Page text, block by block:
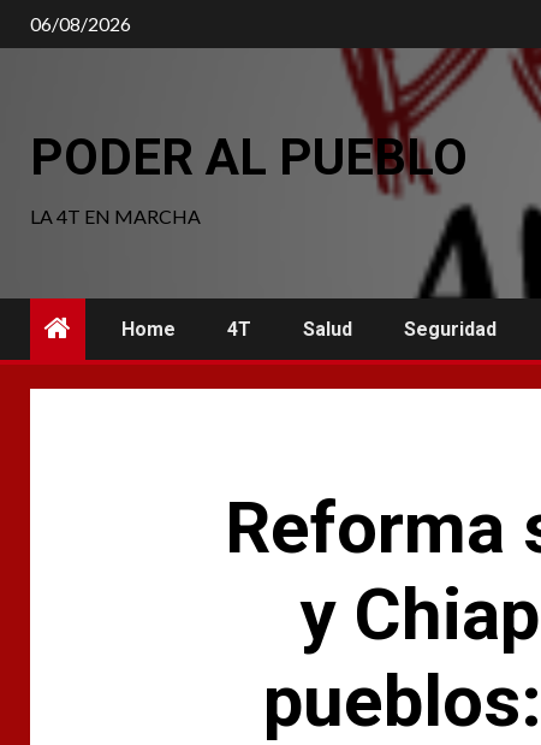
Saltar
al
06/08/2026
PODER AL PUEBLO
LA 4T EN MARCHA
Home 4T Salud Seguridad
Reforma
y